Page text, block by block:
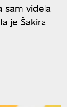
sam videla
je Šakira